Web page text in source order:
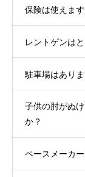
保険は使えます
レントゲンは
駐車場はあり
子供の肘がぬ
か？
ペースメーカ